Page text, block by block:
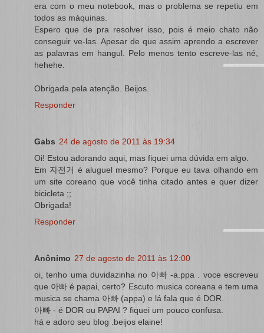
era com o meu notebook, mas o problema se repetiu em
todos as máquinas.
Espero que de pra resolver isso, pois é meio chato não
conseguir ve-las. Apesar de que assim aprendo a escrever
as palavras em hangul. Pelo menos tento escreve-las né,
hehehe.
Obrigada pela atenção. Beijos.
Responder
Gabs 24 de agosto de 2011 às 19:34
Oi! Estou adorando aqui, mas fiquei uma dúvida em algo.
Em 자전거 é aluguel mesmo? Porque eu tava olhando em
um site coreano que você tinha citado antes e quer dizer
bicicleta ;;
Obrigada!
Responder
Anônimo 27 de agosto de 2011 às 12:00
oi, tenho uma duvidazinha no 아빠 -a.ppa . voce escreveu
que 아빠 é papai, certo? Escuto musica coreana e tem uma
musica se chama 아빠 (appa) e lá fala que é DOR.
아빠 - é DOR ou PAPAI ? fiquei um pouco confusa.
há e adoro seu blog .beijos elaine!